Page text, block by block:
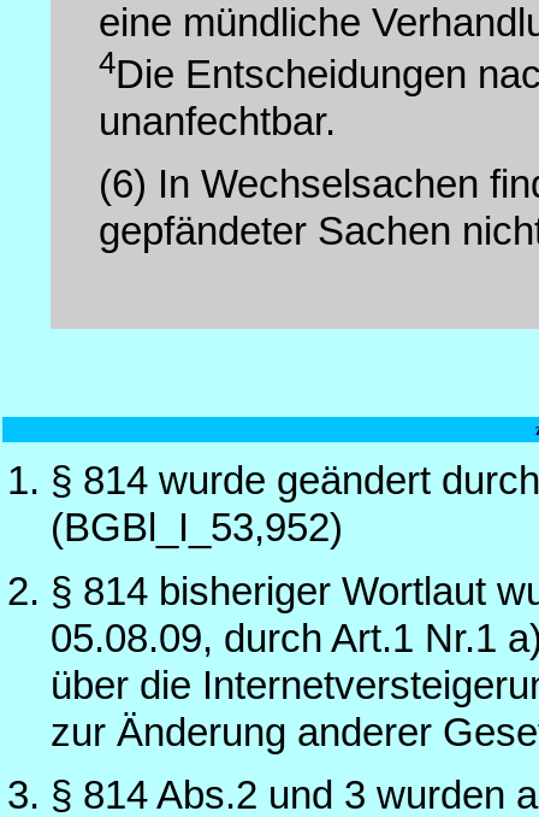
eine mündliche
4Die Entscheidungen
unanfechtbar.
(6) In Wechselsachen
gepfändeter Sachen
§ 814 wurde geändert
(BGBl_I_53,952)
§ 814 bisheriger Wortlaut
05.08.09, durch Art.1 Nr.1
über die
zur Änderung anderer
§ 814 Abs.2 und 3 wurden